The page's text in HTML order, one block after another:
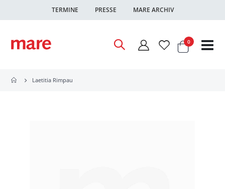
TERMINE PRESSE MARE ARCHIV
Warenkorb
0Artikel
Laetitia Rimpau